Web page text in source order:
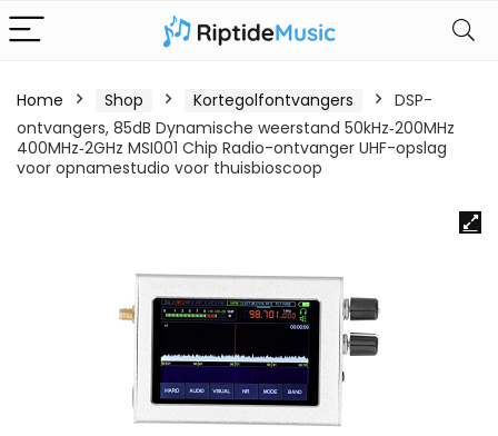
Home Shop Kortegolfontvangers
DSP-
ontvangers, 85dB Dynamische weerstand 50kHz‑200MHz
400MHz‑2GHz MSI001 Chip Radio-ontvanger UHF-opslag
voor opnamestudio voor thuisbioscoop